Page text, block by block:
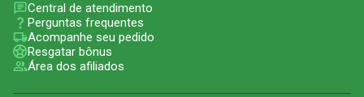
Central de atendimento
Perguntas frequentes
Acompanhe seu pedido
Resgatar bônus
Área dos afiliados